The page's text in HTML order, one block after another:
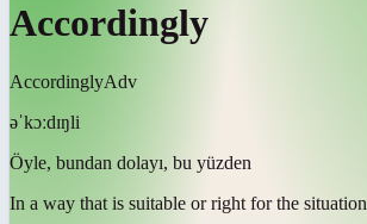
Accordingly
AccordinglyAdv
əˈkɔːdɪŋli
Öyle, bundan dolayı, bu yüzden
In a way that is suitable or right for the situation